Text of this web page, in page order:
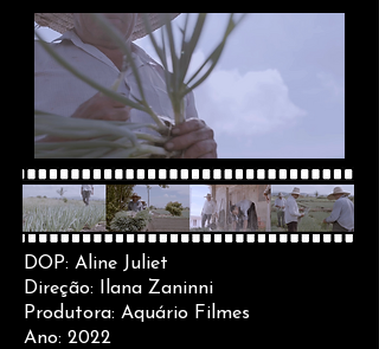
DOP: Aline Juliet
Direção: Ilana Zaninni
Produtora: Aquário Filmes
Ano: 2022